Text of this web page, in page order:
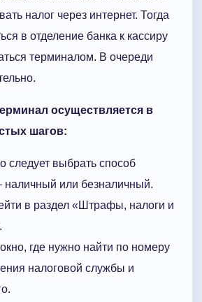
налог через интернет. Тогда
в отделение банка к кассиру
терминалом. В очереди
осуществляется в
шагов:
следует выбрать способ
или безналичный.
в раздел «Штрафы, налоги и
где нужно найти по номеру
налоговой службы и